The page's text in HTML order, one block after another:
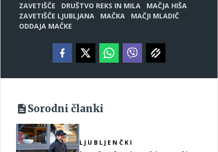
ZAVETIŠČE
DRUŠTVO REKS IN MILA
MAČJA HIŠA
ZAVETIŠČE LJUBLJANA
MAČKA
MAČJI MLADIČ
ODDAJA MAČKE
Sorodni članki
LJUBLJENČKI